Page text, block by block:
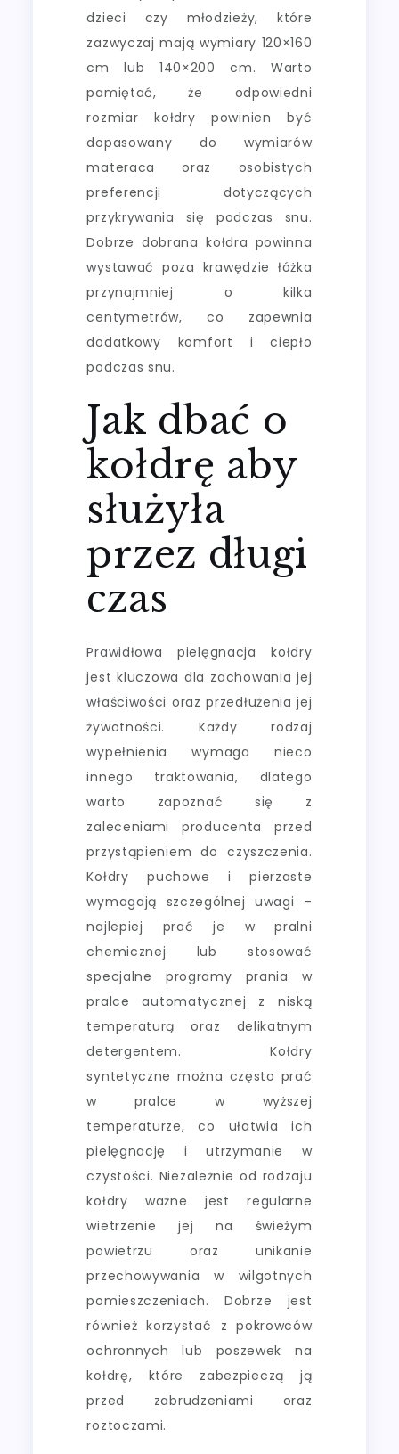
dzieci czy młodzieży, które
zazwyczaj mają wymiary 120×160
cm lub 140×200 cm. Warto
pamiętać, że odpowiedni
rozmiar kołdry powinien być
dopasowany do wymiarów
materaca oraz osobistych
preferencji dotyczących
przykrywania się podczas snu.
Dobrze dobrana kołdra powinna
wystawać poza krawędzie łóżka
przynajmniej o kilka
centymetrów, co zapewnia
dodatkowy komfort i ciepło
podczas snu.
Jak dbać o
kołdrę aby
służyła
przez długi
czas
Prawidłowa pielęgnacja kołdry
jest kluczowa dla zachowania jej
właściwości oraz przedłużenia jej
żywotności. Każdy rodzaj
wypełnienia wymaga nieco
innego traktowania, dlatego
warto zapoznać się z
zaleceniami producenta przed
przystąpieniem do czyszczenia.
Kołdry puchowe i pierzaste
wymagają szczególnej uwagi –
najlepiej prać je w pralni
chemicznej lub stosować
specjalne programy prania w
pralce automatycznej z niską
temperaturą oraz delikatnym
detergentem. Kołdry
syntetyczne można często prać
w pralce w wyższej
temperaturze, co ułatwia ich
pielęgnację i utrzymanie w
czystości. Niezależnie od rodzaju
kołdry ważne jest regularne
wietrzenie jej na świeżym
powietrzu oraz unikanie
przechowywania w wilgotnych
pomieszczeniach. Dobrze jest
również korzystać z pokrowców
ochronnych lub poszewek na
kołdrę, które zabezpieczą ją
przed zabrudzeniami oraz
roztoczami.